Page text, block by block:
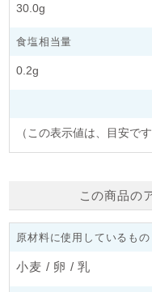
30.0g
食塩相当量
0.2g
（この表示値は、目安です
この商品の
原材料に使用しているもの
小麦 / 卵 / 乳